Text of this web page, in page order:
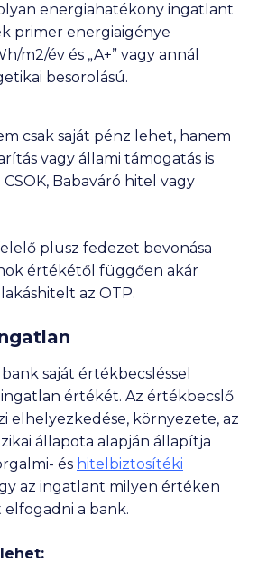
energiahatékony ingatlant
primer energiaigénye
m2/év és „A+” vagy annál
besorolású.
csak saját pénz lehet, hanem
vagy állami támogatás is
Babaváró hitel vagy
plusz fedezet bevonása
értékétől függően akár
az OTP.
saját értékbecsléssel
értékét. Az értékbecslő
elhelyezkedése, környezete, az
állapota alapján állapítja
és hitelbiztosítéki
az ingatlant milyen értéken
a bank.